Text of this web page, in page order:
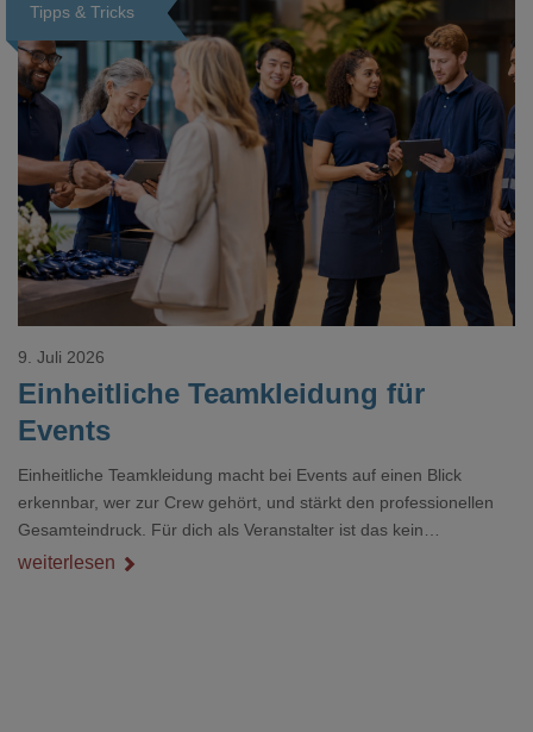
Tipps & Tricks
Loading...
Einheitliche Teamkleidung für
Events
9. Juli 2026
Einheitliche Teamkleidung macht bei Events auf einen Blick
erkennbar, wer zur Crew gehört, und stärkt den professionellen
Gesamteindruck. Für dich als Veranstalter ist das kein
Nebenthema: Bei Textilien mit Stickerei oder mehreren
weiterlesen